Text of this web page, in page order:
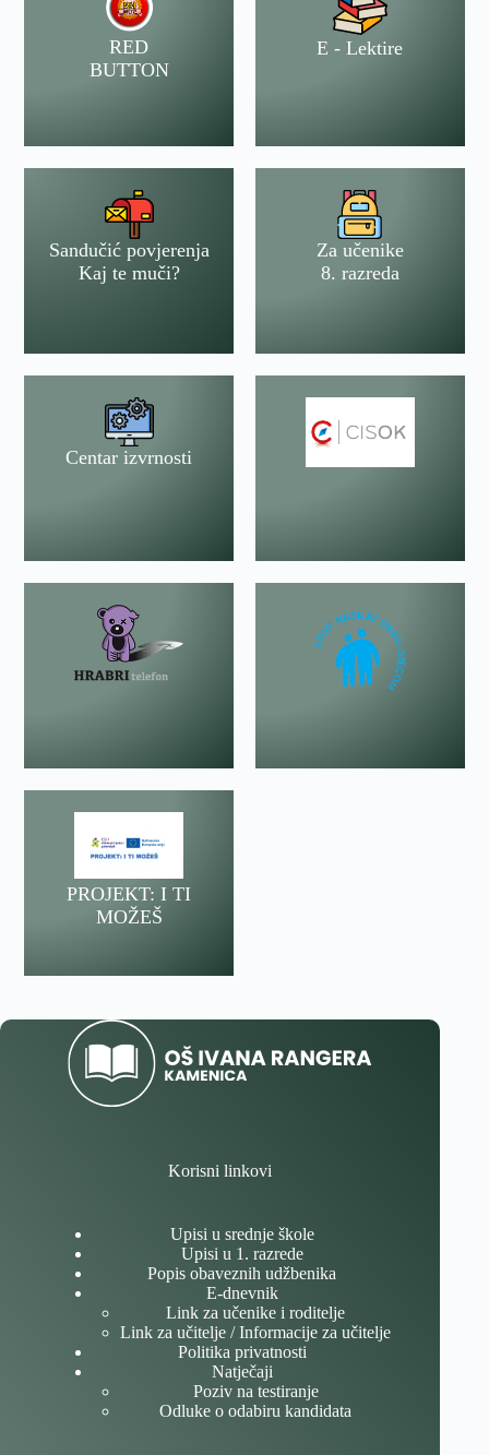
RED
BUTTON
E - Lektire
Sandučić povjerenja
Kaj te muči?
Za učenike
8. razreda
Centar izvrnosti
PROJEKT: I TI
MOŽEŠ
Korisni linkovi
Upisi u srednje škole
Upisi u 1. razrede
Popis obaveznih udžbenika
E-dnevnik
Link za učenike i roditelje
Link za učitelje / Informacije za učitelje
Politika privatnosti
Natječaji
Poziv na testiranje
Odluke o odabiru kandidata